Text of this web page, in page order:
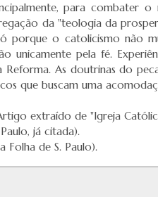
para combater o
da "teologia da
o catolicismo não
pela fé.
As doutrinas do
que buscam uma
extraído de "Igreja
já citada).
de S. Paulo).